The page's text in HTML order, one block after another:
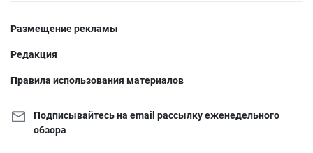
Размещение рекламы
Редакция
Правила использования материалов
Подписывайтесь на email рассылку еженедельного
обзора